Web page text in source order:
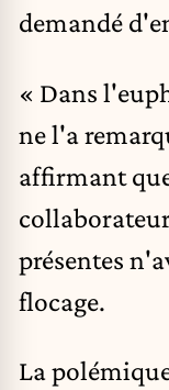
demandé
« Dans
ne l'a
affirmant
présentes
flocage.
La